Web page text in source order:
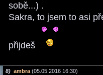
sobě...) .
Sakra, to jsem to asi
přijdeš
8) ambra (05.05.2016 16:30)